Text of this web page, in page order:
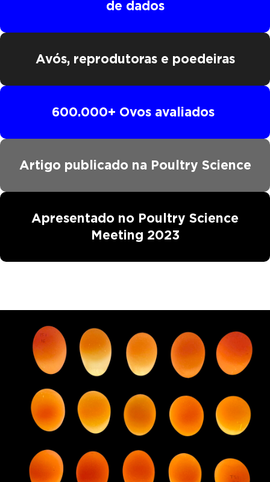
de dados
Avós, reprodutoras e poedeiras
600.000+ Ovos avaliados
Artigo publicado na Poultry Science
Apresentado no Poultry Science
Meeting 2023